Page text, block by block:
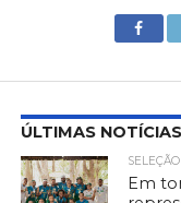
ÚLTIMAS NOTÍCIAS
Em